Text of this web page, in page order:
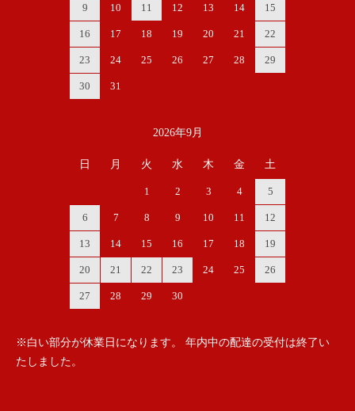
9 10 11 12 13 14 15
16 17 18 19 20 21 22
23 24 25 26 27 28 29
30 31
2026年9月
日 月 火 水 木 金 土
1 2 3 4 5
6 7 8 9 10 11 12
13 14 15 16 17 18 19
20 21 22 23 24 25 26
27 28 29 30
※白い部分が休業日になります。 年内中の配達の受付は終了い
たしました。